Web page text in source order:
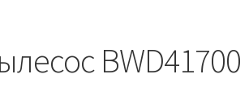
BWD41700